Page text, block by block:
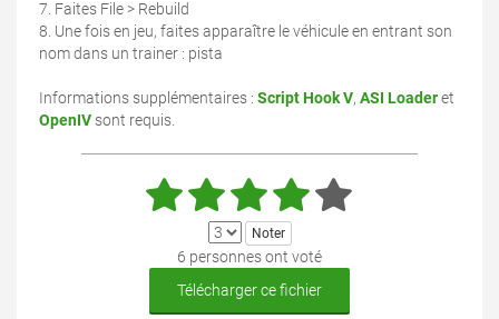
7. Faites File > Rebuild
8. Une fois en jeu, faites apparaître le véhicule en entrant son
nom dans un trainer : pista
Informations supplémentaires : Script Hook V, ASI Loaderet
OpenIV sont requis.
6 personnes ont voté
Télécharger ce fichier